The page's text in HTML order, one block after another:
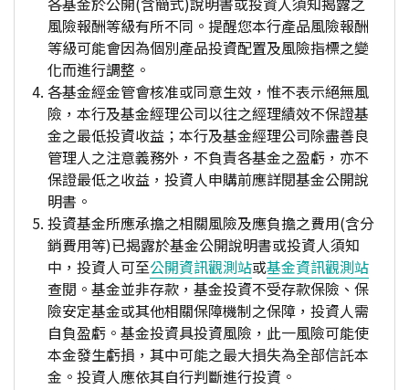
風險報酬等級有所不同。提醒您本行產品風險報酬
等級可能會因為個別產品投資配置及風險指標之變
化而進行調整。
各基金經金管會核准或同意生效，惟不表示絕無風
險，本行及基金經理公司以往之經理績效不保證基
金之最低投資收益；本行及基金經理公司除盡善良
管理人之注意義務外，不負責各基金之盈虧，亦不
保證最低之收益，投資人申購前應詳閱基金公開說
明書。
投資基金所應承擔之相關風險及應負擔之費用(含分
銷費用等)已揭露於基金公開說明書或投資人須知
中，投資人可至公開資訊觀測站或基金資訊觀測站
查閱。基金並非存款，基金投資不受存款保險、保
險安定基金或其他相關保障機制之保障，投資人需
自負盈虧。基金投資具投資風險，此一風險可能使
本金發生虧損，其中可能之最大損失為全部信託本
金。投資人應依其自行判斷進行投資。